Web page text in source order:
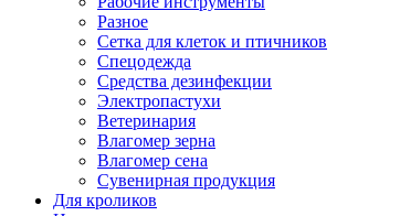
Разное
Сетка для клеток и птичников
Спецодежда
Средства дезинфекции
Электропастухи
Ветеринария
Влагомер зерна
Влагомер сена
Сувенирная продукция
Для кроликов